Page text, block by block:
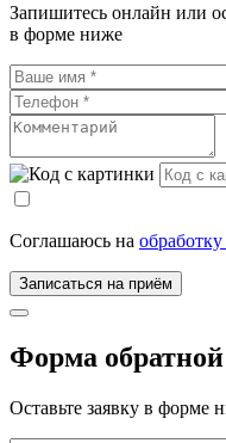
Запишитесь онлайн или
в форме ниже
Соглашаюсь на
Записаться на приём
Форма обратной
Оставьте заявку в форме